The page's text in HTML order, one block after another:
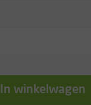
In winkelwagen